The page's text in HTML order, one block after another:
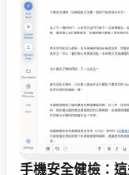
手機安全健檢：